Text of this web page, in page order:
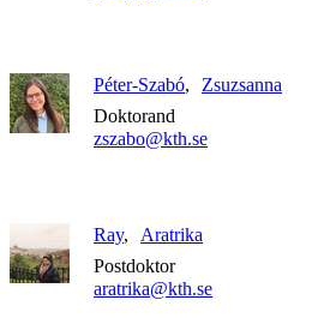
Péter-Szabó
Zsuzsanna
Doktorand
zszabo@kth.se
Ray
Aratrika
Postdoktor
aratrika@kth.se